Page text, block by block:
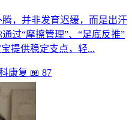
，并非发育迟缓，而是出汗
过“摩擦管理”、“足底反推”
提供稳定支点，轻...
康复 📖 87